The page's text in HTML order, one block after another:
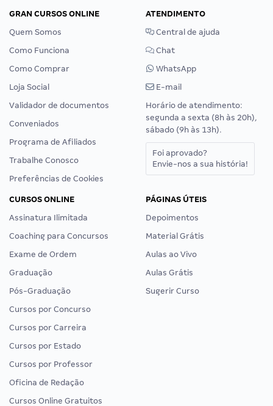
GRAN CURSOS ONLINE
Quem Somos
Como Funciona
Como Comprar
Loja Social
Validador de documentos
Conveniados
Programa de Afiliados
Trabalhe Conosco
Preferências de Cookies
ATENDIMENTO
Central de ajuda
Chat
WhatsApp
E-mail
Horário de atendimento:
segunda a sexta (8h às 20h),
sábado (9h às 13h).
Foi aprovado?
Envie-nos a sua história!
CURSOS ONLINE
Assinatura Ilimitada
Coaching para Concursos
Exame de Ordem
Graduação
Pós-Graduação
Cursos por Concurso
Cursos por Carreira
Cursos por Estado
Cursos por Professor
Oficina de Redação
Cursos Online Gratuitos
PÁGINAS ÚTEIS
Depoimentos
Material Grátis
Aulas ao Vivo
Aulas Grátis
Sugerir Curso